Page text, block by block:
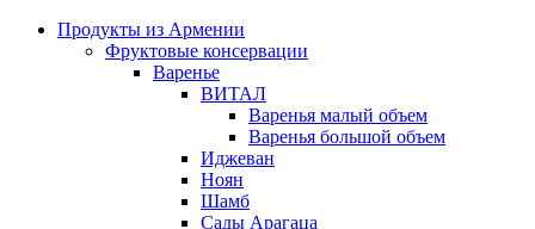
Продукты из Армении
Фруктовые консервации
Варенье
ВИТАЛ
Варенья малый объем
Варенья большой объем
Иджеван
Ноян
Шамб
Сады Арагаца